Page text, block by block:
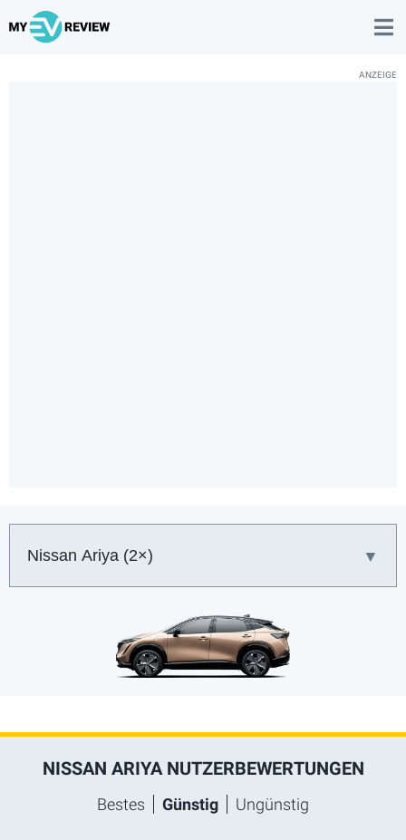
NISSAN ARIYA NUTZERBEWERTUNGEN
Bestes Günstig Ungünstig